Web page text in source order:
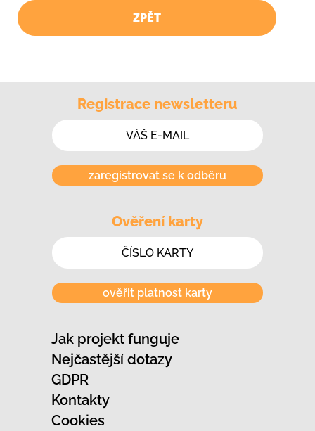
ZPĚT
Jak projekt funguje
Nejčastější dotazy
GDPR
Kontakty
Cookies
Registrace newsletteru
zaregistrovat se k odběru
Ověření karty
ověřit platnost karty